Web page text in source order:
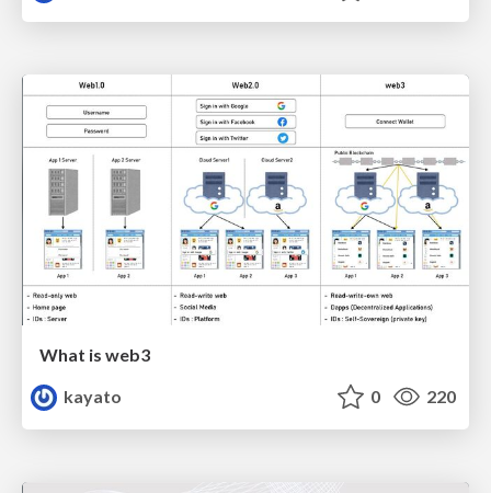
What is web3
kayato
0 220